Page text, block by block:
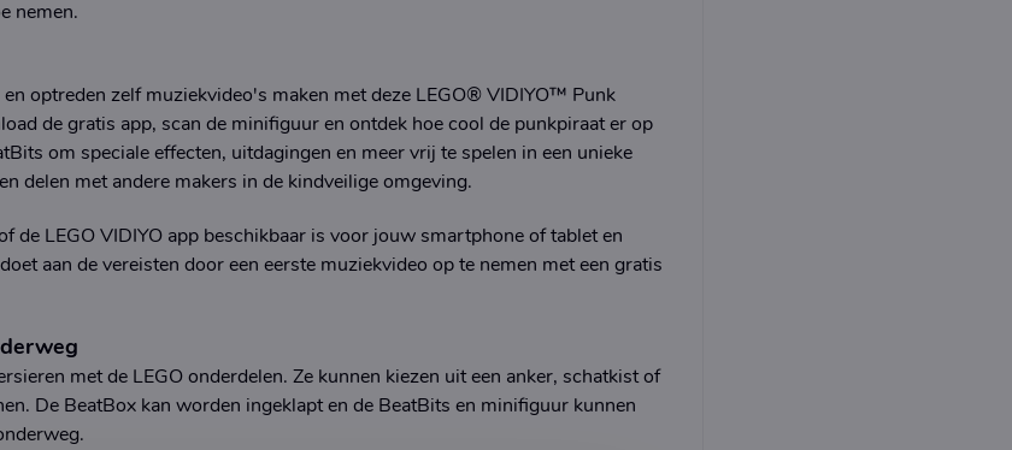
nemen.
optreden zelf muziekvideo's maken met deze LEGO® VIDIYO™ Punk
de gratis app, scan de minifiguur en ontdek hoe cool de punkpiraat er op
om speciale effecten, uitdagingen en meer vrij te spelen in een unieke
delen met andere makers in de kindveilige omgeving.
de LEGO VIDIYO app beschikbaar is voor jouw smartphone of tablet en
aan de vereisten door een eerste muziekvideo op te nemen met een gratis
met de LEGO onderdelen. Ze kunnen kiezen uit een anker, schatkist of
De BeatBox kan worden ingeklapt en de BeatBits en minifiguur kunnen